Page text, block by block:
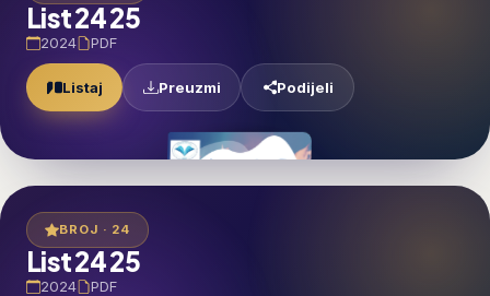
List 24 25
2024 PDF
Listaj Preuzmi Podijeli
BROJ · 24
List 24 25
2024 PDF